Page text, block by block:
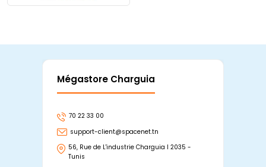
Mégastore Charguia
70 22 33 00
support-client@spacenet.tn
56, Rue de L'industrie Charguia I 2035 -
Tunis